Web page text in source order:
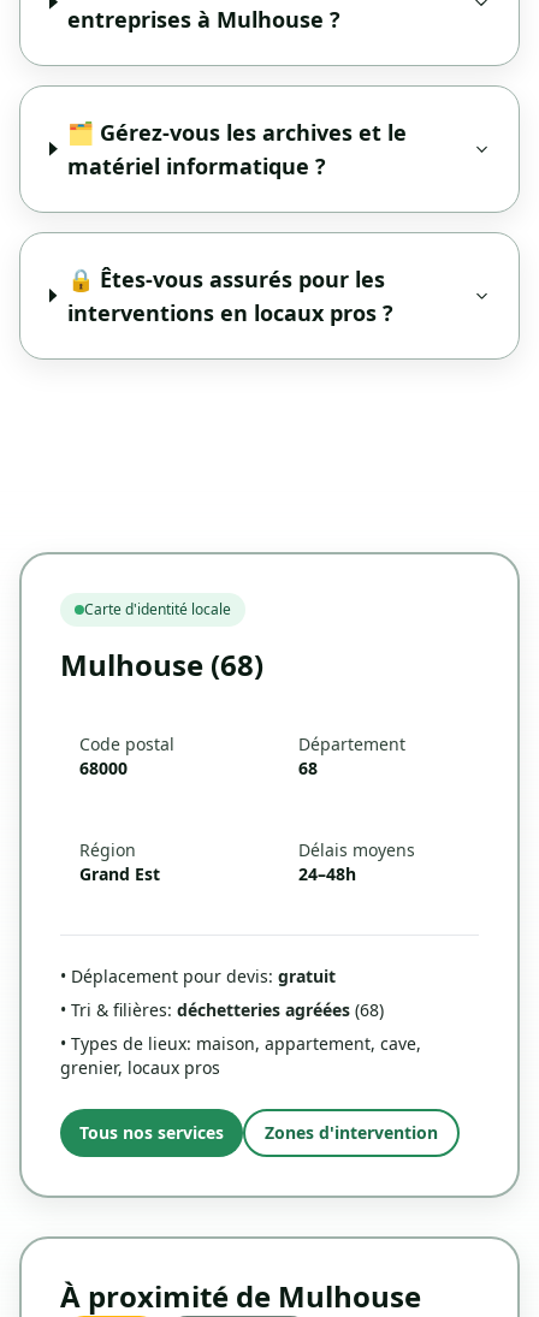
entreprises à Mulhouse ?
🗂️ Gérez-vous les archives et le
matériel informatique ?
🔒 Êtes-vous assurés pour les
interventions en locaux pros ?
Carte d'identité locale
Mulhouse (68)
Code postal
68000
Département
68
Région
Grand Est
Délais moyens
24–48h
• Déplacement pour devis: gratuit
• Tri & filières: déchetteries agréées (68)
• Types de lieux: maison, appartement, cave,
grenier, locaux pros
Tous nos services Zones d'intervention
À proximité de Mulhouse